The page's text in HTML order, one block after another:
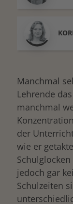
Manchmal
Lehrende
manchmal
der
wie er
jedoch gar
Schulzeiten